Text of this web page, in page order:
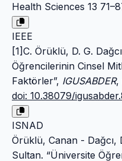
Health Sciences 13
IEEE
[1]C. Örüklü, D. G.
Öğrencilerinin Cinsel
Faktörler”, IGUSABDER,
doi: 10.38079/
ISNAD
Örüklü, Canan - Dağcı,
Sultan. “Üniversite